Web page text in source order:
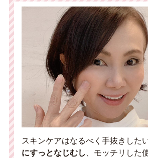
スキンケアはなるべく手抜きしたい
にすっとなじむし
、モッチリした